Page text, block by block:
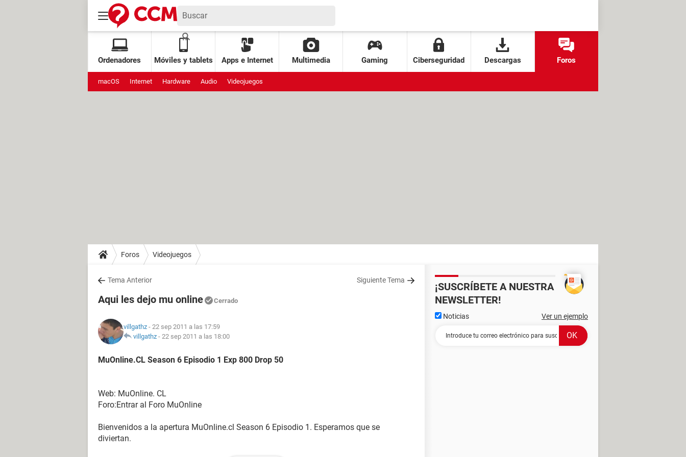
Ordenadores Móviles y tablets Apps e Internet Multimedia Gaming Ciberseguridad Descargas Foros
macOS Internet Hardware Audio Videojuegos
Foros Videojuegos
Tema Anterior Siguiente Tema
Aqui les dejo mu online Cerrado
villgathz - 22 sep 2011 a las 17:59
villgathz - 22 sep 2011 a las 18:00
MuOnline.CL Season 6 Episodio 1 Exp 800 Drop 50
Web: MuOnline. CL
Foro:Entrar al Foro MuOnline
Bienvenidos a la apertura MuOnline.cl Season 6 Episodio 1. Esperamos que se
diviertan.
¡SUSCRÍBETE A NUESTRA
NEWSLETTER!
Noticias Ver un ejemplo